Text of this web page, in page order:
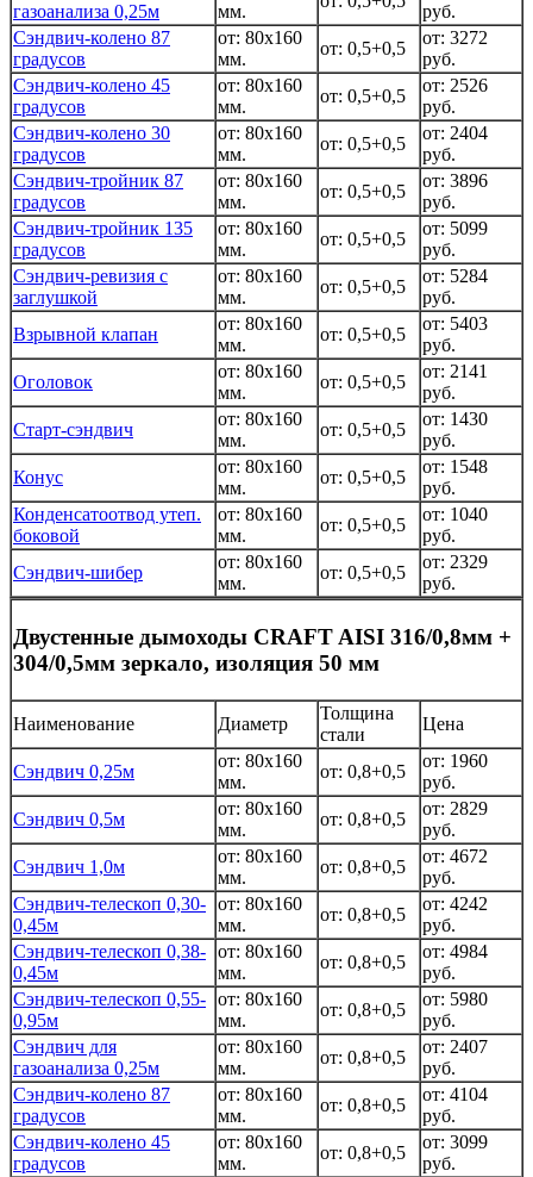
газоанализа 0,25м мм.
руб.
Сэндвич-колено 87
градусов
от: 80x160
мм.
от: 0,5+0,5
от: 3272
руб.
Сэндвич-колено 45
градусов
от: 80x160
мм.
от: 0,5+0,5
от: 2526
руб.
Сэндвич-колено 30
градусов
от: 80x160
мм.
от: 0,5+0,5
от: 2404
руб.
Сэндвич-тройник 87
градусов
от: 80x160
мм.
от: 0,5+0,5
от: 3896
руб.
Сэндвич-тройник 135
градусов
от: 80x160
мм.
от: 0,5+0,5
от: 5099
руб.
Сэндвич-ревизия с
заглушкой
от: 80x160
мм.
от: 0,5+0,5
от: 5284
руб.
Взрывной клапан
от: 80x160
мм.
от: 0,5+0,5
от: 5403
руб.
Оголовок
от: 80x160
мм.
от: 0,5+0,5
от: 2141
руб.
Старт-сэндвич
от: 80x160
мм.
от: 0,5+0,5
от: 1430
руб.
Конус
от: 80x160
мм.
от: 0,5+0,5
от: 1548
руб.
Конденсатоотвод утеп.
боковой
от: 80x160
мм.
от: 0,5+0,5
от: 1040
руб.
Сэндвич-шибер
от: 80x160
мм.
от: 0,5+0,5
от: 2329
руб.
Двустенные дымоходы CRAFT AISI 316/0,8мм +
304/0,5мм зеркало, изоляция 50 мм
Наименование Диаметр
Толщина
стали
Цена
Сэндвич 0,25м
от: 80x160
мм.
от: 0,8+0,5
от: 1960
руб.
Сэндвич 0,5м
от: 80x160
мм.
от: 0,8+0,5
от: 2829
руб.
Сэндвич 1,0м
от: 80x160
мм.
от: 0,8+0,5
от: 4672
руб.
Сэндвич-телескоп 0,30-
0,45м
от: 80x160
мм.
от: 0,8+0,5
от: 4242
руб.
Сэндвич-телескоп 0,38-
0,45м
от: 80x160
мм.
от: 0,8+0,5
от: 4984
руб.
Сэндвич-телескоп 0,55-
0,95м
от: 80x160
мм.
от: 0,8+0,5
от: 5980
руб.
Сэндвич для
газоанализа 0,25м
от: 80x160
мм.
от: 0,8+0,5
от: 2407
руб.
Сэндвич-колено 87
градусов
от: 80x160
мм.
от: 0,8+0,5
от: 4104
руб.
Сэндвич-колено 45
градусов
от: 80x160
мм.
от: 0,8+0,5
от: 3099
руб.